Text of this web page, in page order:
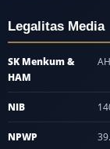
Legalitas Media
SK Menkum &
HAM
NIB
NPWP